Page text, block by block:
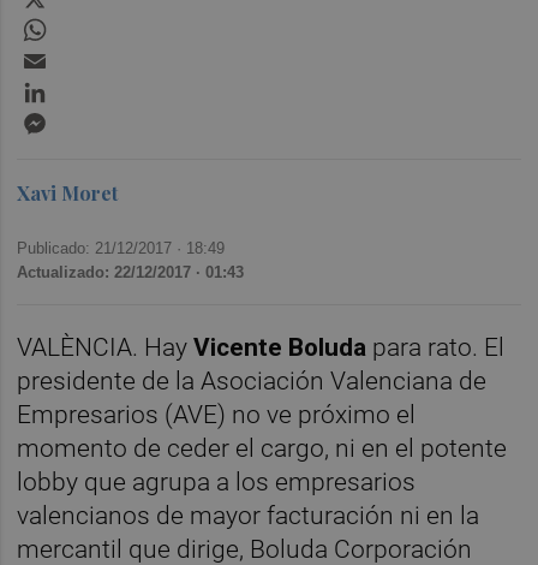
Xavi Moret
Publicado: 21/12/2017 · 18:49
Actualizado: 22/12/2017 · 01:43
VALÈNCIA. HayVicente Boluda para rato. El
presidente de la Asociación Valenciana de
Empresarios (AVE) no ve próximo el
momento de ceder el cargo, ni en el potente
lobby que agrupa a los empresarios
valencianos de mayor facturación ni en la
mercantil que dirige, Boluda Corporación